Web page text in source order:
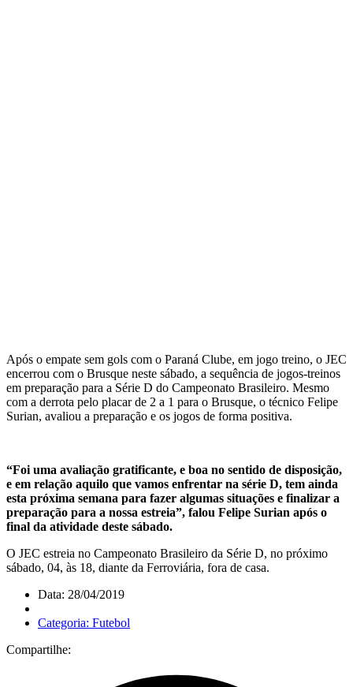
Após o empate sem gols com o Paraná Clube, em jogo treino, o JEC
encerrou com o Brusque neste sábado, a sequência de jogos-treinos
em preparação para a Série D do Campeonato Brasileiro. Mesmo
com a derrota pelo placar de 2 a 1 para o Brusque, o técnico Felipe
Surian, avaliou a preparação e os jogos de forma positiva.
“Foi uma avaliação gratificante, e boa no sentido de disposição,
e em relação aquilo que vamos enfrentar na série D, tem ainda
esta próxima semana para fazer algumas situações e finalizar a
preparação para a nossa estreia”, falou Felipe Surian após o
final da atividade deste sábado.
O JEC estreia no Campeonato Brasileiro da Série D, no próximo
sábado, 04, às 18, diante da Ferroviária, fora de casa.
Data: 28/04/2019
Categoria: Futebol
Compartilhe: